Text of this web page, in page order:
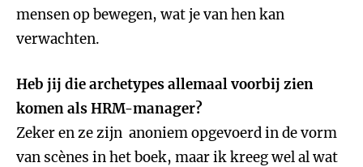
mensen op bewegen, wat je van hen kan
verwachten.
Heb jij die archetypes allemaal voorbij zien
komen als HRM-manager?
Zeker en ze zijn anoniem opgevoerd in de vorm
van scènes in het boek, maar ik kreeg wel al wat